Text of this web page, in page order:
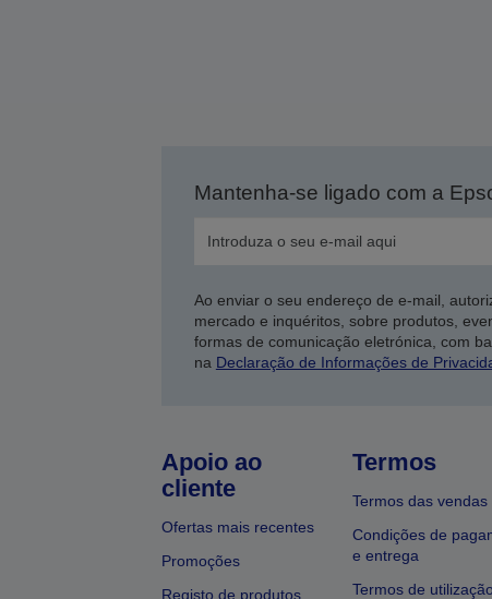
Mantenha-se ligado com a
Ao enviar o seu endereço de e-mail,
mercado e inquéritos, sobre produtos,
formas de comunicação eletrónica, com
na Declaração de Informações de
Apoio ao
cliente
Ofertas mais recentes
Promoções
Registo de produtos
Termos
Termos das vendas
Condições de
e entrega
Termos de utilização